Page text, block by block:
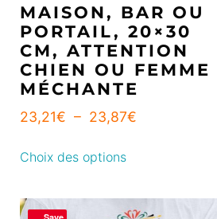
MAISON, BAR OU
PORTAIL, 20×30
CM, ATTENTION
CHIEN OU FEMME
MÉCHANTE
23,21€ – 23,87€
Choix des options